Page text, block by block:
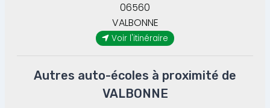
VALBONNE
06560
Voir l'itinéraire
Autres auto-écoles à proximité de
VALBONNE